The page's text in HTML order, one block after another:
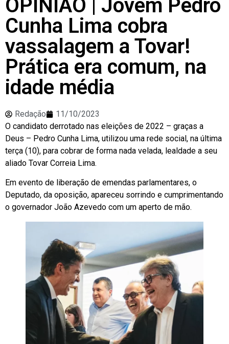
OPINIÃO | Jovem Pedro
Cunha Lima cobra
vassalagem a Tovar!
Prática era comum, na
idade média
Redação
11/10/2023
O candidato derrotado nas eleições de 2022 – graças a
Deus – Pedro Cunha Lima, utilizou uma rede social, na última
terça (10), para cobrar de forma nada velada, lealdade a seu
aliado Tovar Correia Lima.
Em evento de liberação de emendas parlamentares, o
Deputado, da oposição, apareceu sorrindo e cumprimentando
o governador João Azevedo com um aperto de mão.